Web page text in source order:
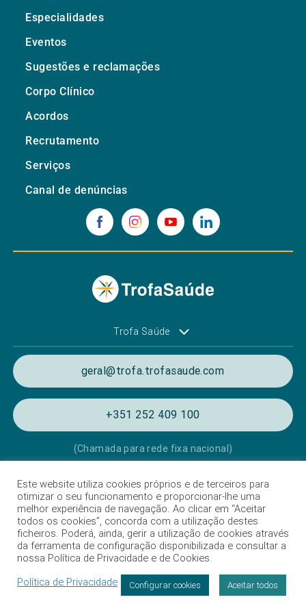
Especialidades
Eventos
Sugestões e reclamações
Corpo Clínico
Acordos
Recrutamento
Serviços
Canal de denúncias
Trofa Saúde
geral@trofa.trofasaude.com
+351 252 409 100
(Chamada para rede fixa nacional)
Política de Privacidade e de Cookies
Termos e condições de utilização
Listagem das Unidades Hospitalares
Proteção de Dados
Livro de Reclamações
Este website utiliza cookies próprios e de terceiros para
otimizar o seu funcionamento e proporcionar-lhe uma
melhor experiência de navegação. Ao clicar em “Aceitar
todos os cookies”, concorda com a utilização destes
ficheiros. Poderá, ainda, gerir a utilização de cookies através
da ferramenta de configuração disponibilizada e consultar a
nossa Política de Privacidade e de Cookies.
Política de Privacidade
Configurar cookies Aceitar todos